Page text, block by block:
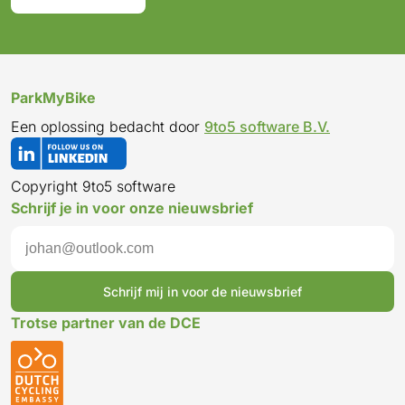
ParkMyBike
Een oplossing bedacht door 9to5 software B.V.
Copyright 9to5 software
Schrijf je in voor onze nieuwsbrief
Schrijf mij in voor de nieuwsbrief
Trotse partner van de DCE